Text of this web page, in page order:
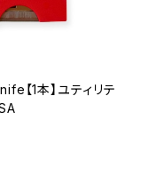
1本】ユティリテ